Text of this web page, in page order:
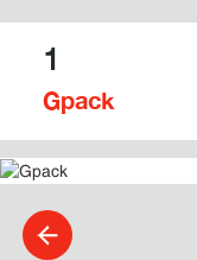
1
Gpack